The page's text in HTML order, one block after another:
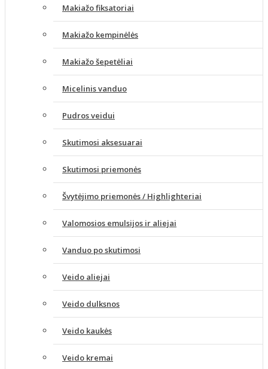
Makiažo fiksatoriai
Makiažo kempinėlės
Makiažo šepetėliai
Micelinis vanduo
Pudros veidui
Skutimosi aksesuarai
Skutimosi priemonės
Švytėjimo priemonės / Highlighteriai
Valomosios emulsijos ir aliejai
Vanduo po skutimosi
Veido aliejai
Veido dulksnos
Veido kaukės
Veido kremai